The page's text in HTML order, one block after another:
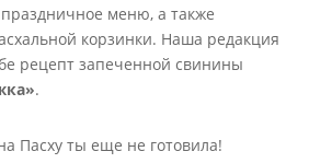
меню, а также
корзинки. Наша редакция
рецепт запеченной свинины
.
Пасху ты еще не готовила!